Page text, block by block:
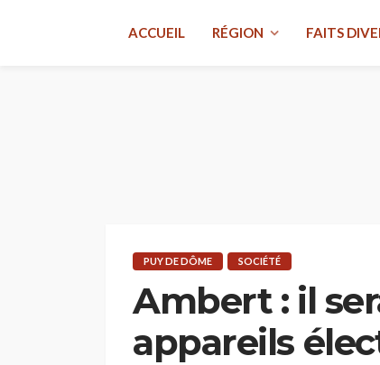
ACCUEIL RÉGION FAITS
PUY DE DÔME SOCIÉTÉ
Ambert : il
appareils